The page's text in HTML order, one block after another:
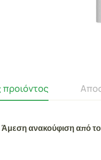
προιόντος
Άμεση ανακούφιση από